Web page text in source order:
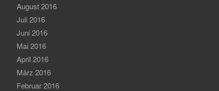
August 2016
Juli 2016
Juni 2016
Mai 2016
April 2016
März 2016
Februar 2016